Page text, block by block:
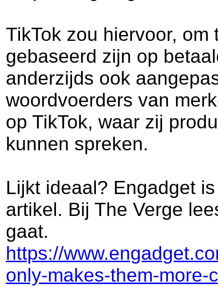
TikTok zou hiervoor,
gebaseerd zijn op
anderzijds ook
woordvoerders van
op TikTok, waar zij
kunnen spreken.
Lijkt ideaal? Engadget
artikel. Bij The Verge
gaat.
https://
only-makes-them-